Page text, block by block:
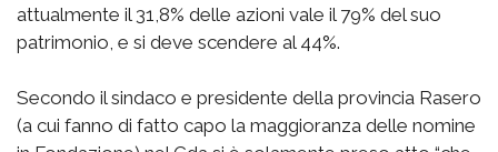
attualmente il 31,8% delle azioni vale il 79% del suo
patrimonio, e si deve scendere al 44%.
Secondo il sindaco e presidente della provincia Rasero
(a cui fanno di fatto capo la maggioranza delle nomine